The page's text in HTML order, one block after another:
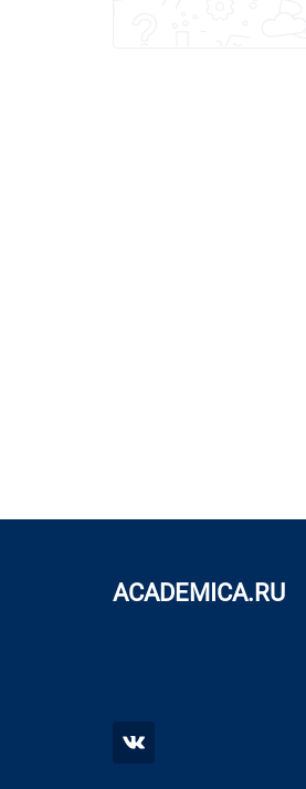
ACADEMICA.RU